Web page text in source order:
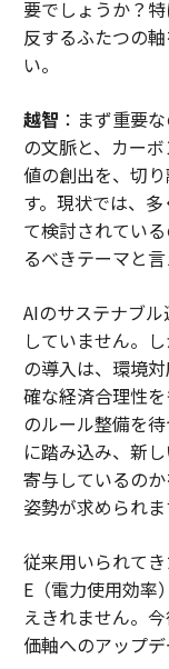
要でしょうか？
反するふたつの
い。
越智 ：まず重要
の文脈と、カー
値の創出を、切
す。現状では、
て検討されてい
るべきテーマと言
AIのサステナブ
していません。
の導入は、環境
確な経済合理性
のルール整備を
に踏み込み、新
寄与しているの
姿勢が求められま
従来用いられて
E（電力使用効率
えきれません。
価軸へのアップデ